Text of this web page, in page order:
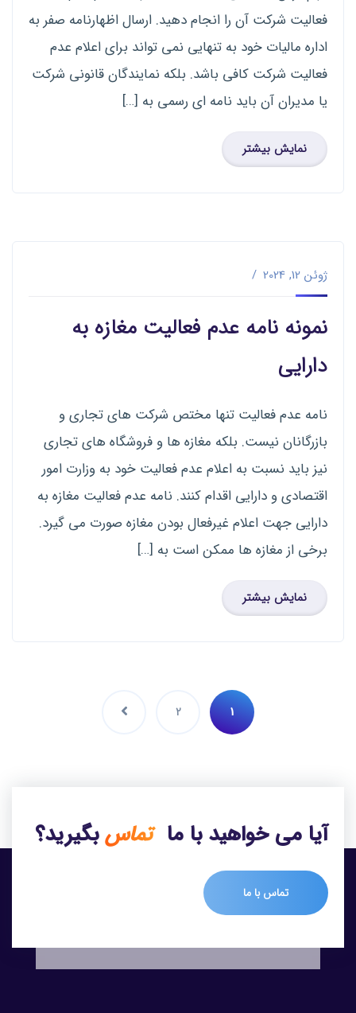
فعالیت شرکت آن را انجام دهید. ارسال اظهارنامه صفر به
اداره مالیات خود به تنهایی نمی تواند برای اعلام عدم
فعالیت شرکت کافی باشد. بلکه نمایندگان قانونی شرکت
یا مدیران آن باید نامه ای رسمی به […]
نمایش بیشتر
ژوئن 12, 2024
نمونه نامه عدم فعالیت مغازه به
دارایی
نامه عدم فعالیت تنها مختص شرکت های تجاری و
بازرگانان نیست. بلکه مغازه ها و فروشگاه های تجاری
نیز باید نسبت به اعلام عدم فعالیت خود به وزارت امور
اقتصادی و دارایی اقدام کنند. نامه عدم فعالیت مغازه به
دارایی جهت اعلام غیرفعال بودن مغازه صورت می گیرد.
برخی از مغازه ها ممکن است به […]
نمایش بیشتر
1
2
آیا می خواهید با ما تماسبگیرید؟
تماس با ما